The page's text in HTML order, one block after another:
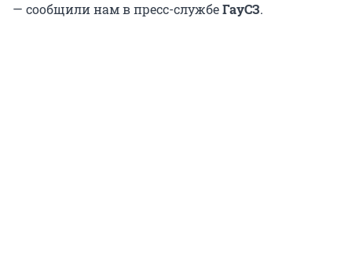
— сообщили нам в пресс-службеГауСЗ.